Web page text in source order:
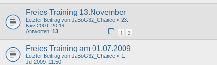
Freies Training 13.November
Letzter Beitrag von JaBoG32_Chance « 23.
Nov 2009, 20:16
Antworten: 13 1 2
Freies Training am 01.07.2009
Letzter Beitrag von JaBoG32_Chance « 1.
Jul 2009, 11:50